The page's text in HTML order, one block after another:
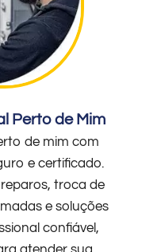
Perto de Mim
de mim com
e certificado.
troca de
e soluções
confiável,